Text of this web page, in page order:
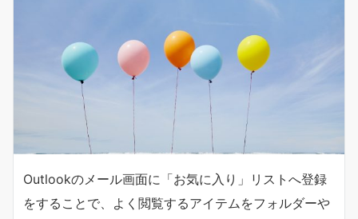
Outlookのメール画面に「お気に入り」リストへ登録
をすることで、よく閲覧するアイテムをフォルダーや